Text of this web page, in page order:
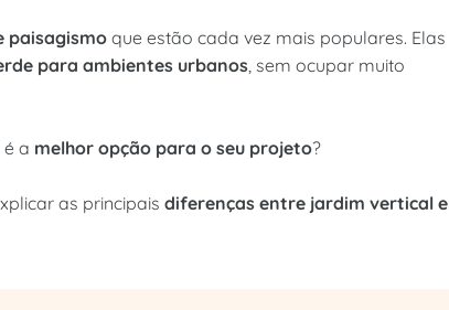
paisagismoque estão cada vez mais populares. Elas
para ambientes urbanos, sem ocupar muito
a melhor opção para o seu projeto?
as principais diferenças entre jardim vertical e